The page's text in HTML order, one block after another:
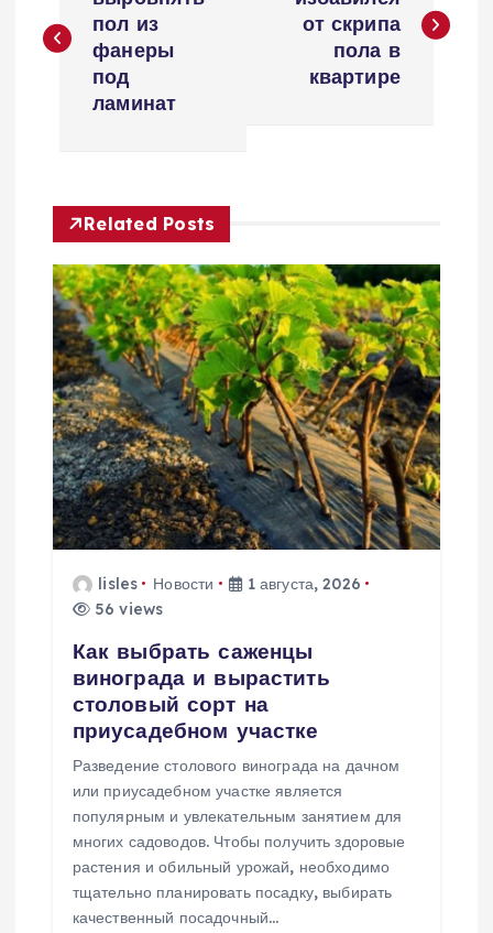
в
а
ц
и
я
п
о
з
пол из
фанеры
под
ламинат
от скрипа
пола в
квартире
Related Posts
lisles Новости
1 августа, 2026
56 views
Как выбрать саженцы
винограда и вырастить
столовый сорт на
приусадебном участке
Разведение столового винограда на дачном
или приусадебном участке является
популярным и увлекательным занятием для
многих садоводов. Чтобы получить здоровые
растения и обильный урожай, необходимо
тщательно планировать посадку, выбирать
качественный посадочный…